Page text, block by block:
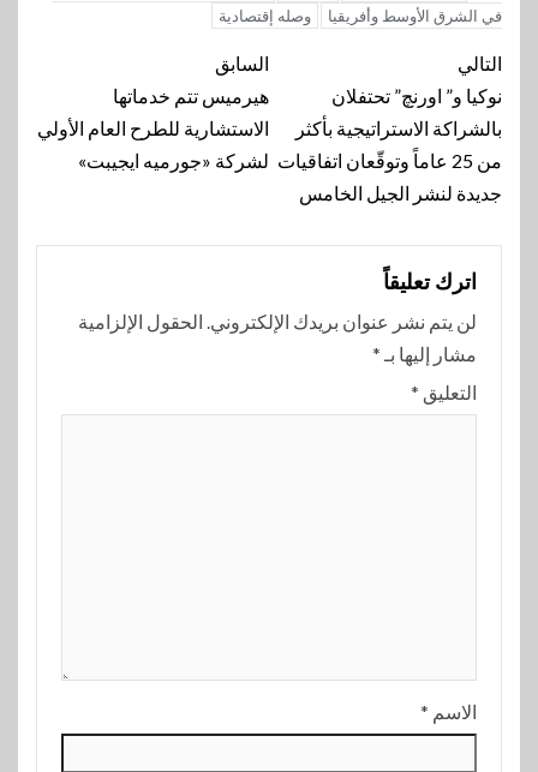
في الشرق الأوسط وأفريقيا وصله إقتصادية
تنقل
المقالة
السابق
هيرميس تتم خدماتها
الاستشارية للطرح العام الأولي
لشركة «جورميه ايجيبت»
التالي
نوكيا و” اورنچ” تحتفلان
بالشراكة الاستراتيجية بأكثر
من 25 عاماً وتوقّعان اتفاقيات
جديدة لنشر الجيل الخامس
اترك تعليقاً
لن يتم نشر عنوان بريدك الإلكتروني. الحقول الإلزامية
مشار إليها بـ *
التعليق *
الاسم *